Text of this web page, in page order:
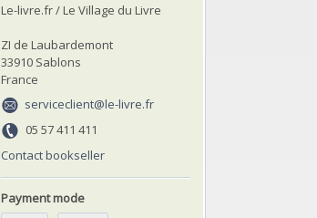
Le-livre.fr / Le Village du Livre
ZI de Laubardemont
33910 Sablons
France
serviceclient@le-livre.fr
05 57 411 411
Contact bookseller
Payment mode